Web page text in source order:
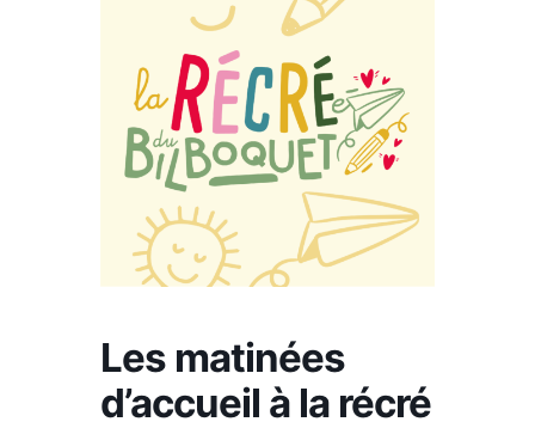
Les matinées
d’accueil à la récré